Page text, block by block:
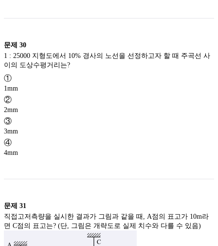
문제 30
1 : 25000 지형도에서 10% 경사의 노선을 선정하고자 할 때 주곡선 사
이의 도상수평거리는?
①
1mm
②
2mm
③
3mm
④
4mm
문제 31
직접고저측량을 실시한 결과가 그림과 같을 때, A점의 표고가 10m라
면 C점의 표고는? (단, 그림은 개략도로 실제 치수와 다를 수 있음)